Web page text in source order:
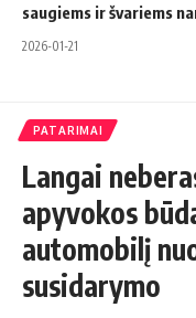
saugiems ir švariems
2026-01-21
PATARIMAI
Langai
apyvokos
automobilį
susidarymo